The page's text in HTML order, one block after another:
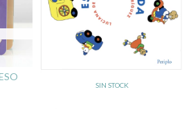
SIN STOCK